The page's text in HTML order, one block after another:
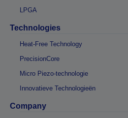
LPGA
Technologies
Heat-Free Technology
PrecisionCore
Micro Piezo-technologie
Innovatieve Technologieën
Company